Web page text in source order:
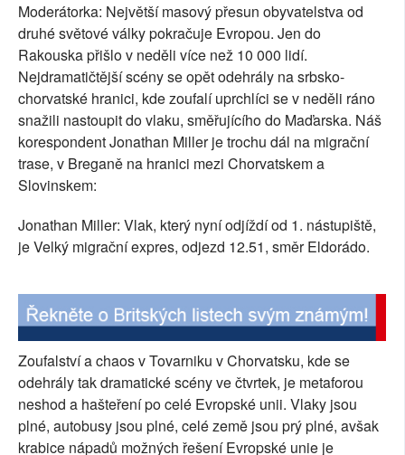
Moderátorka: Největší masový přesun obyvatelstva od
druhé světové války pokračuje Evropou. Jen do
Rakouska přišlo v neděli více než 10 000 lidí.
Nejdramatičtější scény se opět odehrály na srbsko-
chorvatské hranici, kde zoufalí uprchlíci se v neděli ráno
snažili nastoupit do vlaku, směřujícího do Maďarska. Náš
korespondent Jonathan Miller je trochu dál na migrační
trase, v Breganě na hranici mezi Chorvatskem a
Slovinskem:
Jonathan Miller: Vlak, který nyní odjíždí od 1. nástupiště,
je Velký migrační expres, odjezd 12.51, směr Eldorádo.
Zoufalství a chaos v Tovarniku v Chorvatsku, kde se
odehrály tak dramatické scény ve čtvrtek, je metaforou
neshod a hašteření po celé Evropské unii. Vlaky jsou
plné, autobusy jsou plné, celé země jsou prý plné, avšak
krabice nápadů možných řešení Evropské unie je